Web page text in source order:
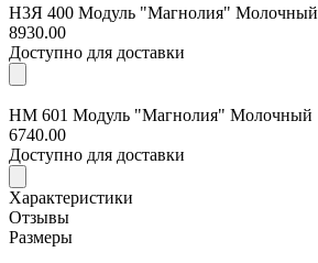
Н3Я 400 Модуль "Магнолия" Молочный
8930.00
Доступно для доставки
НМ 601 Модуль "Магнолия" Молочный
6740.00
Доступно для доставки
Характеристики
Отзывы
Размеры